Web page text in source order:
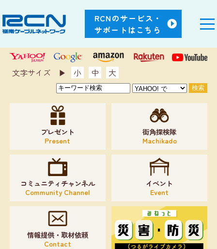
RCNのサービス・
サポートはこちら
文字サイズ ▶︎ 小 中 大
プレゼント
Present
街角探検隊
Machikado
コミュニティチャンネル
Community Channel
イベント
Event
情報提供・取材依頼
Contact